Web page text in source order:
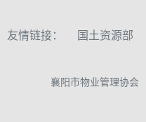
友情链接： 国土资源部
襄阳市物业管理协会